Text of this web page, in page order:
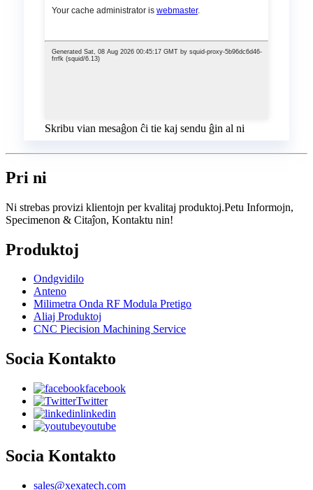
Skribu vian mesaĝon ĉi tie kaj sendu ĝin al ni
Pri ni
Ni strebas provizi klientojn per kvalitaj produktoj.Petu Informojn,
Specimenon & Citaĵon, Kontaktu nin!
Produktoj
Ondgvidilo
Anteno
Milimetra Onda RF Modula Pretigo
Aliaj Produktoj
CNC Piecision Machining Service
Socia Kontakto
facebook
Twitter
linkedin
youtube
Socia Kontakto
sales@xexatech.com